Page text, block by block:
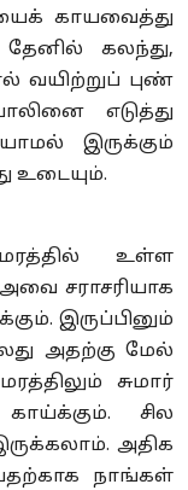
காயவைத்து
கலந்து,
வயிற்றுப் புண்
எடுத்து
இருக்கும்
உடையும்.
மரத்தில் உள்ள
சராசரியாக
இருப்பினும்
அதற்கு மேல்
சுமார்
சில
அதிக
நாங்கள்